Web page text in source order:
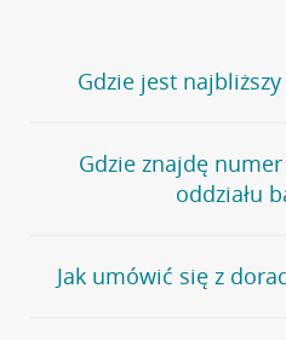
Gdzie jest
Jeśli szukasz oddziału
stronęPlacówki i bankomaty,
wygodna wyszukiwarka.
oddziałów
Gdzie znajdę
oddziału
Bank Credit Agricole nie
telefonu do placówki bankowej.
Jak umówić się z